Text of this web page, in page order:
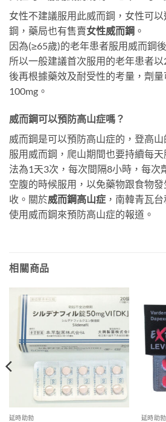
女性不建議服用此威而鋼，女性可
鋼，藥局也有售賣女性威而鋼 。
因為(≥65歲)的老年患者服用威而鋼
所以一般建議首次服用的老年患者
後再根據藥效及耐受性的考量，劑
100mg。
威而鋼可以預防高山症嗎？
威而鋼是可以預防高山症的，登高
服用威而鋼，爬山期間也要持續每
法為1天3次，每次間隔8小時，每次
空腹的時候服用，以免藥物跟食物
收。關於威而鋼高山症 ，南韓青瓦
使用威而鋼來預防高山症的報道。
相關商品
延時助勃 延時助勃